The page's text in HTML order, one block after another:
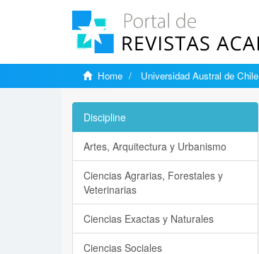
Home Universidad Austral de Chile
Discipline
Artes, Arquitectura y Urbanismo
Ciencias Agrarias, Forestales y
Veterinarias
Ciencias Exactas y Naturales
Ciencias Sociales